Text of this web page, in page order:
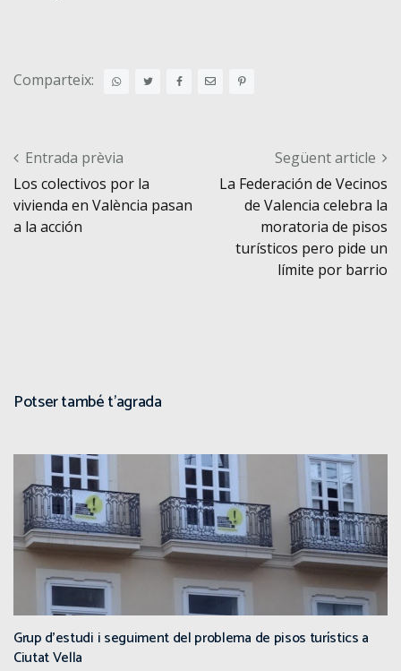
Comparteix:
Post navigation
Entrada prèvia
Los colectivos por la
vivienda en València pasan
a la acción
Següent article
La Federación de Vecinos
de Valencia celebra la
moratoria de pisos
turísticos pero pide un
límite por barrio
Potser també t'agrada
Grup d’estudi i seguiment del problema de pisos turístics a
Ciutat Vella